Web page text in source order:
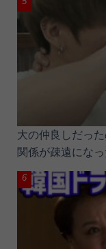
大の仲良しだっ
関係が疎遠にな